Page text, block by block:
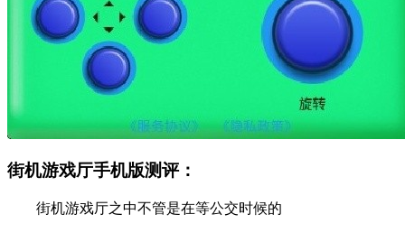
街机游戏厅手机版测评：
街机游戏厅之中不管是在等公交时候的